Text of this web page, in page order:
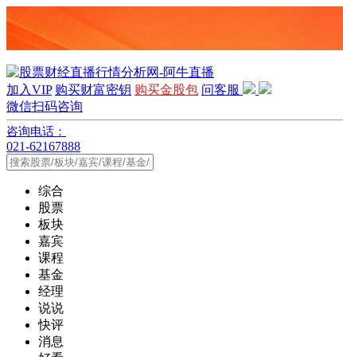
加入VIP 购买财富密钥 购买金股包 问客服
微信扫码咨询
咨询电话：
021-62167888
综合
股票
板块
嘉宾
课程
基金
经理
说说
快评
消息